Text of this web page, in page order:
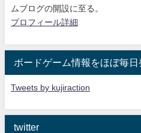
ムブログの開設に至る。
プロフィール詳細
ボードゲーム情報をほぼ毎日
Tweets by kujiraction
twitter